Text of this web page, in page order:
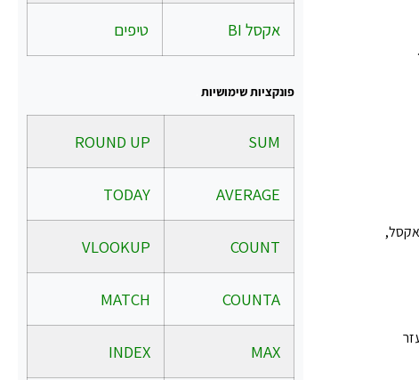
אקסל BI טיפים
פונקציות שימושיות
SUM
ROUND UP
AVERAGE
TODAY
COUNT
VLOOKUP
COUNTA
MATCH
MAX
INDEX